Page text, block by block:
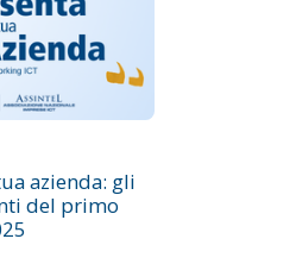
azienda: gli
del primo